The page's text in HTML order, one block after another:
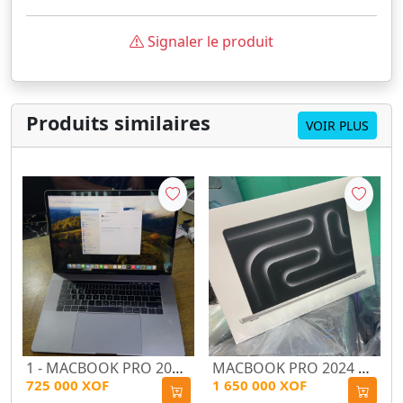
Signaler le produit
Produits similaires VOIR PLUS
1 - MACBOOK PRO 2019 CORE I7 15 POUCES ( 32Go ram et 512 Ssd)
725 000 XOF
MACBOOK PRO 2024 M3 PRO 14.2 POUCES ( 18Go ram et 512 Ssd) puce M3 Pro ( azerty )
1 650 000 XOF